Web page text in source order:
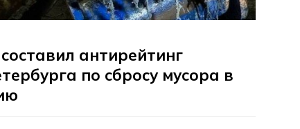
антирейтинг
по сбросу мусора в